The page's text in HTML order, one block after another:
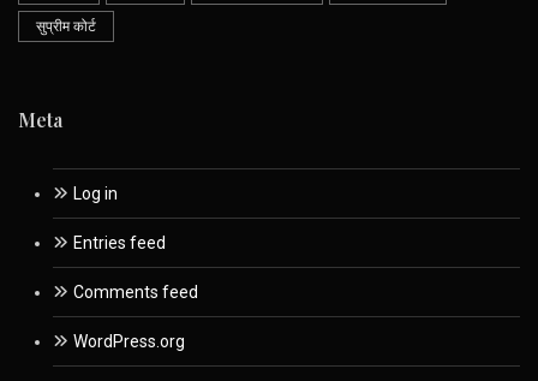
सुप्रीम कोर्ट
Meta
Log in
Entries feed
Comments feed
WordPress.org